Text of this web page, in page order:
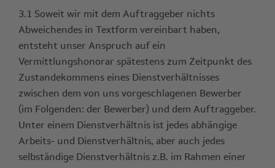
3.1 Soweit wir mit dem Auftraggeber nichts
Abweichendes in Textform vereinbart haben,
entsteht unser Anspruch auf ein
Vermittlungshonorar spätestens zum Zeitpunkt des
Zustandekommens eines Dienstverhältnisses
zwischen dem von uns vorgeschlagenen Bewerber
(im Folgenden: der Bewerber) und dem Auftraggeber.
Unter einem Dienstverhältnis ist jedes abhängige
Arbeits- und Dienstverhältnis, aber auch jedes
selbständige Dienstverhältnis z.B. im Rahmen einer